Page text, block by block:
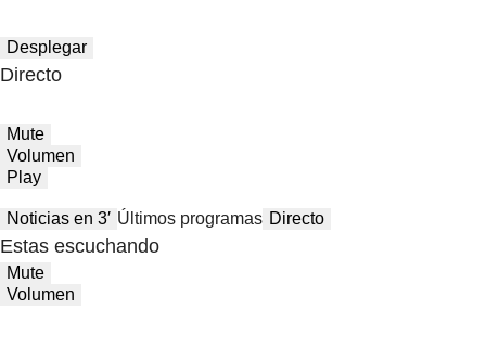
Desplegar
Directo
Mute
Volumen
Play
Noticias en 3′ Últimos programas Directo
Estas escuchando
Mute
Volumen